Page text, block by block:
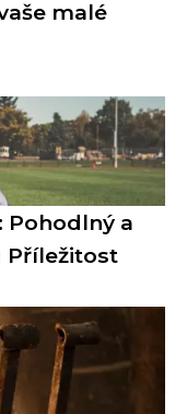
malé
Pohodlný a
Příležitost